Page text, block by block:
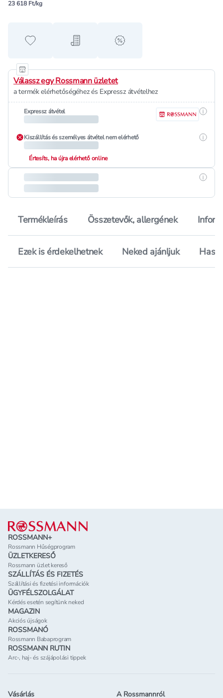
23 618 Ft/kg
Hozzáadás a kedvencekhez
Hozzáadás a bevásárló listához
alert when on sale
Válassz egy Rossmann üzletet
a termék elérhetőségéhez és Expressz átvételhez
Expressz átvétel
Kiszállítás és személyes átvétel nem elérhető
Értesíts, ha újra elérhető online
Termékleírás Összetevők, allergének
Ezek is érdekelhetnek Neked ajánljuk
Lábléc
ROSSMANN+
Rossmann Hűségprogram
ÜZLETKERESŐ
Rossmann üzlet kereső
SZÁLLÍTÁS ÉS FIZETÉS
Szállítási és fizetési információk
ÜGYFÉLSZOLGÁLAT
Kérdés esetén segítünk neked
MAGAZIN
Akciós újságok
ROSSMANÓ
Rossmann Babaprogram
ROSSMANN RUTIN
Arc-, haj- és szájápolási tippek
Vásárlás A Rossmannról